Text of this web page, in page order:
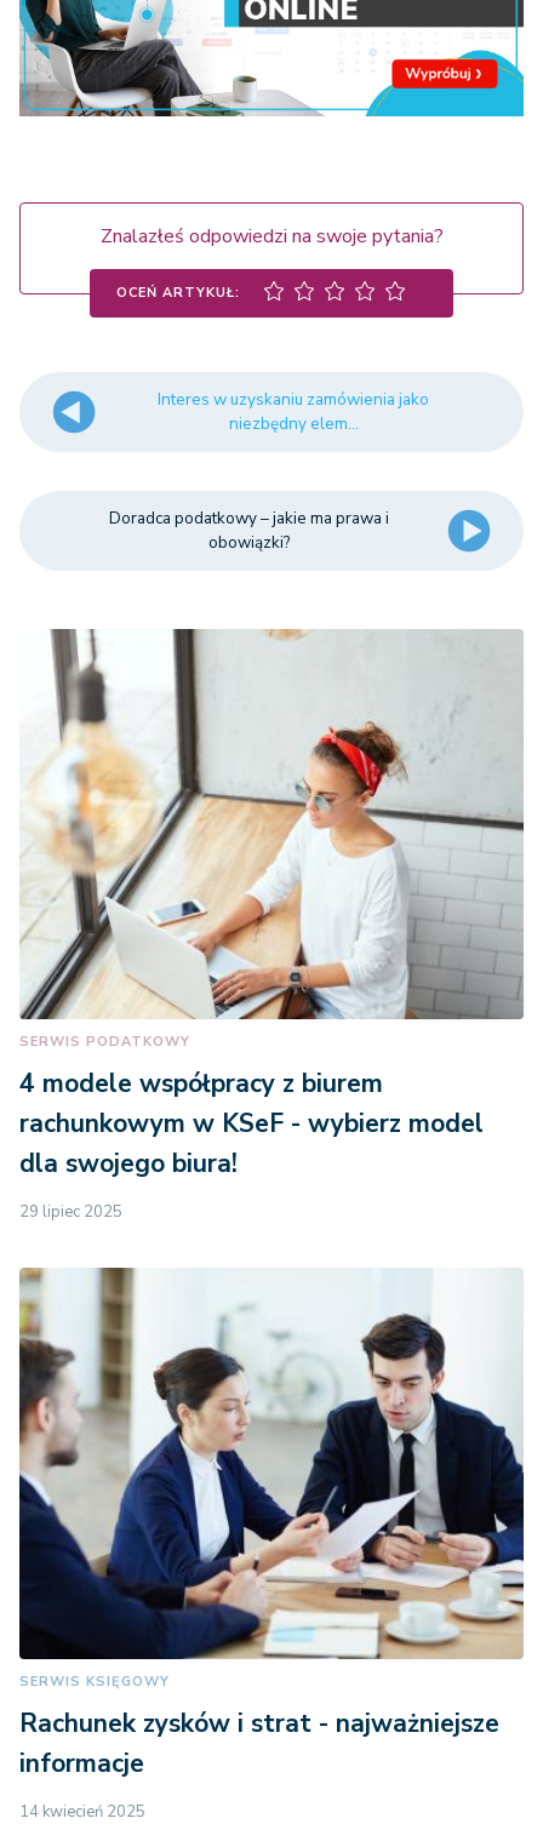
Znalazłeś odpowiedzi na swoje pytania?
OCEŃ ARTYKUŁ:
Interes w uzyskaniu zamówienia jako
niezbędny elem...
Doradca podatkowy – jakie ma prawa i
obowiązki?
SERWIS PODATKOWY
4 modele współpracy z biurem
rachunkowym w KSeF - wybierz model
dla swojego biura!
29 lipiec 2025
SERWIS KSIĘGOWY
Rachunek zysków i strat - najważniejsze
informacje
14 kwiecień 2025